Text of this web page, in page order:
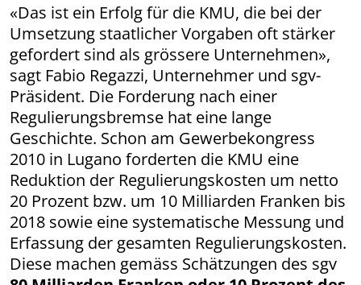
«Das ist ein Erfolg für die KMU, die bei der
Umsetzung staatlicher Vorgaben oft stärker
gefordert sind als grössere Unternehmen»,
sagt Fabio Regazzi, Unternehmer und sgv-
Präsident. Die Forderung nach einer
Regulierungsbremse hat eine lange
Geschichte. Schon am Gewerbekongress
2010 in Lugano forderten die KMU eine
Reduktion der Regulierungskosten um netto
20 Prozent bzw. um 10 Milliarden Franken bis
2018 sowie eine systematische Messung und
Erfassung der gesamten Regulierungskosten.
Diese machen gemäss Schätzungen des sgv